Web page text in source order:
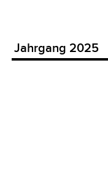
Jahrgang 2025